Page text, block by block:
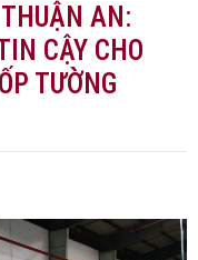
AN:
CẬY CHO
TƯỜNG